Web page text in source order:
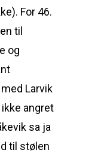
For 46.
til
og
Larvik
angret
sa ja
til stølen